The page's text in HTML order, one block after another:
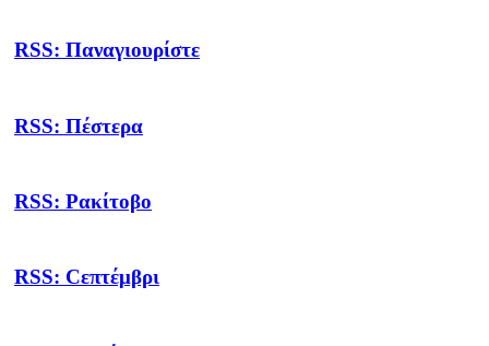
RSS: Παναγιουρίστε
RSS: Πέστερα
RSS: Ρακίτοβο
RSS: Сεπτέμβρι